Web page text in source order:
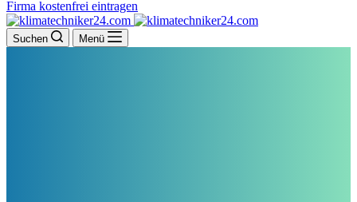
Firma kostenfrei eintragen
Suchen Menü